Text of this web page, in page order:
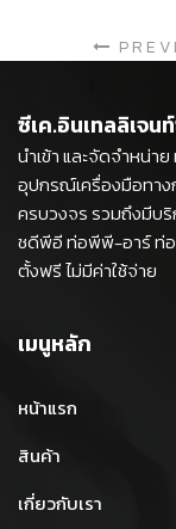
ซีเค.อินเทลลิเจ
นำเข้า และจัดจำหน่า
อุปกรณ์เครื่องมือทา
ครบวงจร รวมถึงมีบ
ชดีพีอี ท่อพีพี-อาร์ ท่
ตั้งฟรี ไม่มีค่าใช้จ่าย
เมนูหลัก
หน้าแรก
สินค้า
เกี่ยวกับเรา